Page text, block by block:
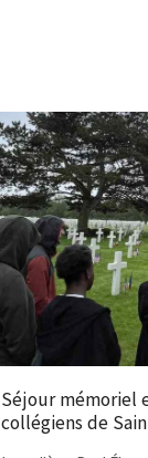
Séjour mémoriel
collégiens de